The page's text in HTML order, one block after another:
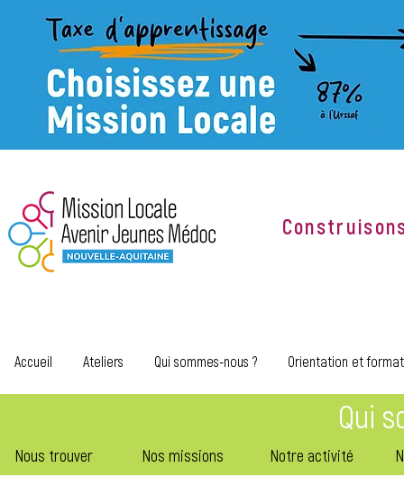
Accueil Ateliers Qui sommes-nous ? Orientation et
Nous trouver Nos missions Notre activité
Qui